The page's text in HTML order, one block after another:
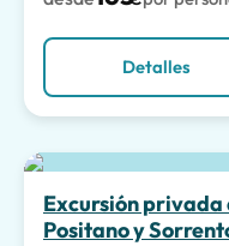
Detalles
La mejor opción
Excursión privada
Positano y